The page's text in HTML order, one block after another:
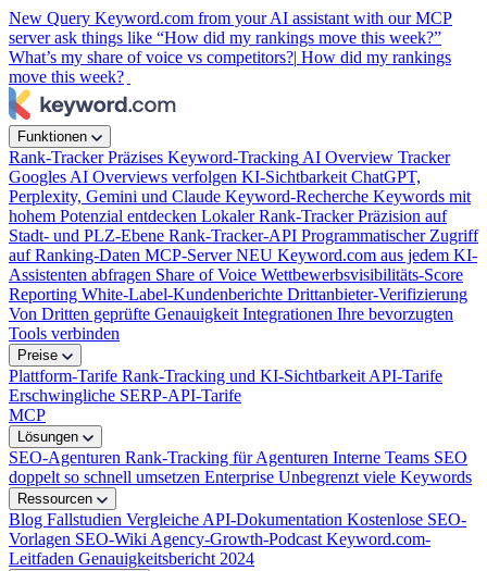
New Query Keyword.com from your AI assistant with our MCP
server ask things like “How did my rankings move this week?”
What’s my share of voice vs competitors?| How did my rankings
move this week?
Funktionen
Rank-TrackerPräzises Keyword-Tracking AI Overview Tracker
Googles AI Overviews verfolgen KI-Sichtbarkeit ChatGPT,
Perplexity, Gemini und Claude Keyword-Recherche Keywords mit
hohem Potenzial entdecken Lokaler Rank-TrackerPräzision auf
Stadt- und PLZ-Ebene Rank-Tracker-API Programmatischer Zugriff
auf Ranking-Daten MCP-ServerNEU Keyword.com aus jedem KI-
Assistenten abfragen Share of Voice Wettbewerbsvisibilitäts-Score
Reporting White-Label-Kundenberichte Drittanbieter-Verifizierung
Von Dritten geprüfte Genauigkeit Integrationen Ihre bevorzugten
Tools verbinden
Preise
Plattform-Tarife Rank-Tracking und KI-Sichtbarkeit API-Tarife
Erschwingliche SERP-API-Tarife
MCP
Lösungen
SEO-Agenturen Rank-Tracking für Agenturen Interne Teams SEO
doppelt so schnell umsetzen Enterprise Unbegrenzt viele Keywords
Ressourcen
Blog Fallstudien Vergleiche API-Dokumentation Kostenlose SEO-
Vorlagen SEO-Wiki Agency-Growth-Podcast Keyword.com-
Leitfaden Genauigkeitsbericht 2024